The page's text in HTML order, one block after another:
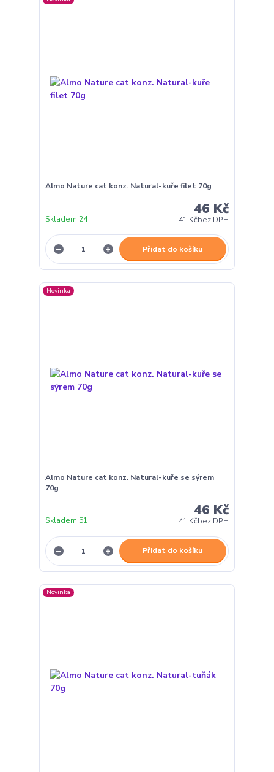
Almo Nature cat konz. Natural-kuře filet 70g
46 Kč
41 Kčbez DPH
Skladem 24
Přidat do košíku
Novinka
Almo Nature cat konz. Natural-kuře se sýrem
70g
46 Kč
41 Kčbez DPH
Skladem 51
Přidat do košíku
Novinka